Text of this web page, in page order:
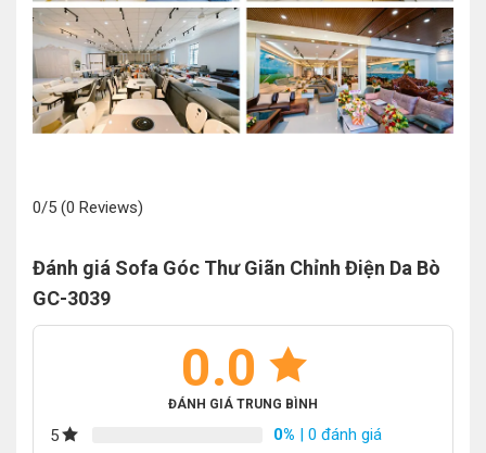
0/5 (0 Reviews)
Đánh giá Sofa Góc Thư Giãn Chỉnh Điện Da Bò
GC-3039
0.0
ĐÁNH GIÁ TRUNG BÌNH
5 0% | 0 đánh giá